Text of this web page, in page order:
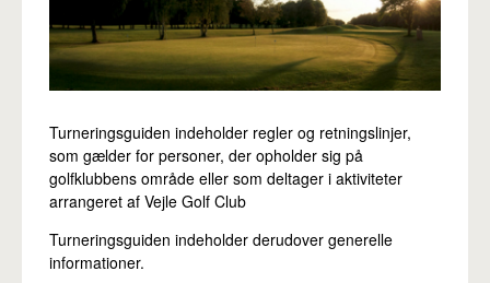
Turneringsguiden indeholder regler og retningslinjer,
som gælder for personer, der opholder sig på
golfklubbens område eller som deltager i aktiviteter
arrangeret af Vejle Golf Club
Turneringsguiden indeholder derudover generelle
informationer.